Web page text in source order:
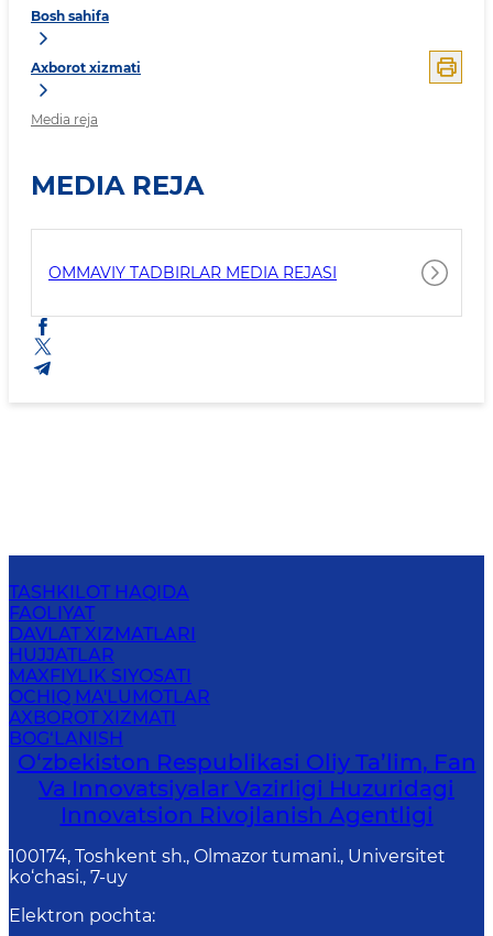
Bosh sahifa
Axborot xizmati
Media reja
MEDIA REJA
OMMAVIY TADBIRLAR MEDIA REJASI
TASHKILOT HAQIDA
FAOLIYAT
DAVLAT XIZMATLARI
HUJJATLAR
MAXFIYLIK SIYOSATI
OCHIQ MA'LUMOTLAR
AXBOROT XIZMATI
BOG‘LANISH
O‘zbekiston Respublikasi Oliy Ta’lim, Fan
Va Innovatsiyalar Vazirligi Huzuridagi
Innovatsion Rivojlanish Agentligi
100174, Toshkent sh., Olmazor tumani., Universitet
ko‘chasi., 7-uy
Elektron pochta: